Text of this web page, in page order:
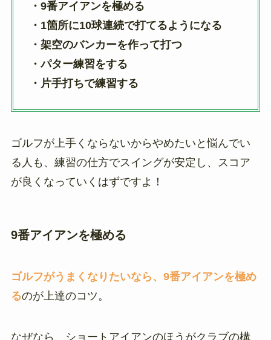
・9番アイアンを極める
・1箇所に10球連続で打てるようになる
・架空のバンカーを作って打つ
・パター練習をする
・片手打ちで練習する
ゴルフが上手くならないからやめたいと悩んでい
る人も、練習の仕方でスイングが安定し、スコア
が良くなっていくはずですよ！
9番アイアンを極める
ゴルフがうまくなりたいなら、9番アイアンを極め
るのが上達のコツ。
なぜなら、ショートアイアンのほうがクラブの構